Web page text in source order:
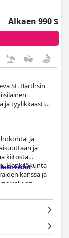
Alkaen 990 $
St. Barthsin
ja tyylikkäästi
ja
ja
kiitosta
Henkilökunta
kanssa ja
on
Kaiken
joka saa vieraat